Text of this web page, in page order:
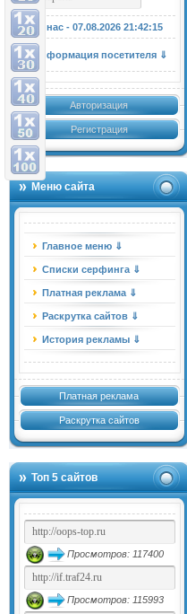
У нас - 07.08.2026 21:42:15
Информация посетителя ⇓
Авторизация
Регистрация
Меню сайта
Главное меню ⇓
Списки серфинга ⇓
Платная реклама ⇓
Раскрутка сайтов ⇓
История рекламы ⇓
Платная реклама
Раскрутка сайтов
Топ 5 сайтов
Просмотров: 117400
Просмотров: 115993